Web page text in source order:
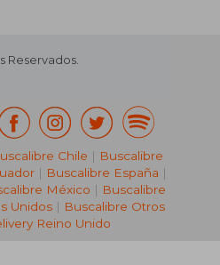
Reservados.
Chile | Buscalibre
| Buscalibre España |
México | Buscalibre
Unidos| Buscalibre Otros
Reino Unido